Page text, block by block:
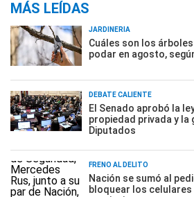
MÁS LEÍDAS
JARDINERÍA
Cuáles son los
podar en agosto,
DEBATE CALIENTE
El Senado aprobó la
propiedad privada y la
Diputados
FRENO AL DELITO
Nación se sumó al
bloquear los